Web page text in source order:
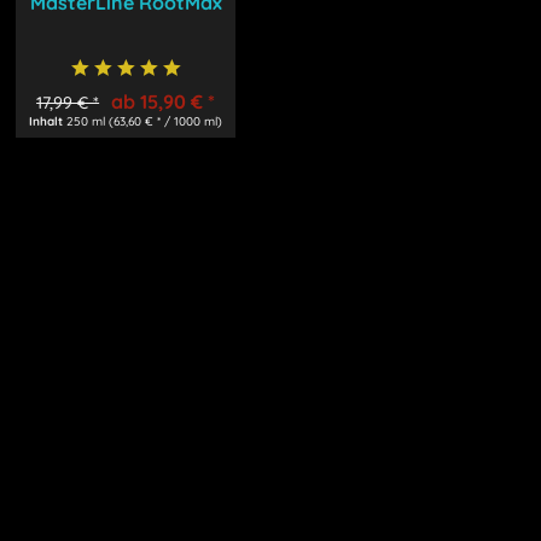
17,99 € * ab 15,90 € *
Inhalt250 ml(63,60 € * / 1000 ml)